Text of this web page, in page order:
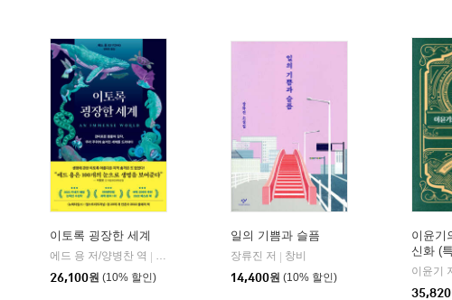
판
이토록 굉장한 세계
에드 용 저/양병찬 역
어크로스
26,100원 (10% 할인)
일의 기쁨과 슬픔
장류진 저
창비
14,400원 (10% 할인)
이윤기
신화 (
이윤기
35,820